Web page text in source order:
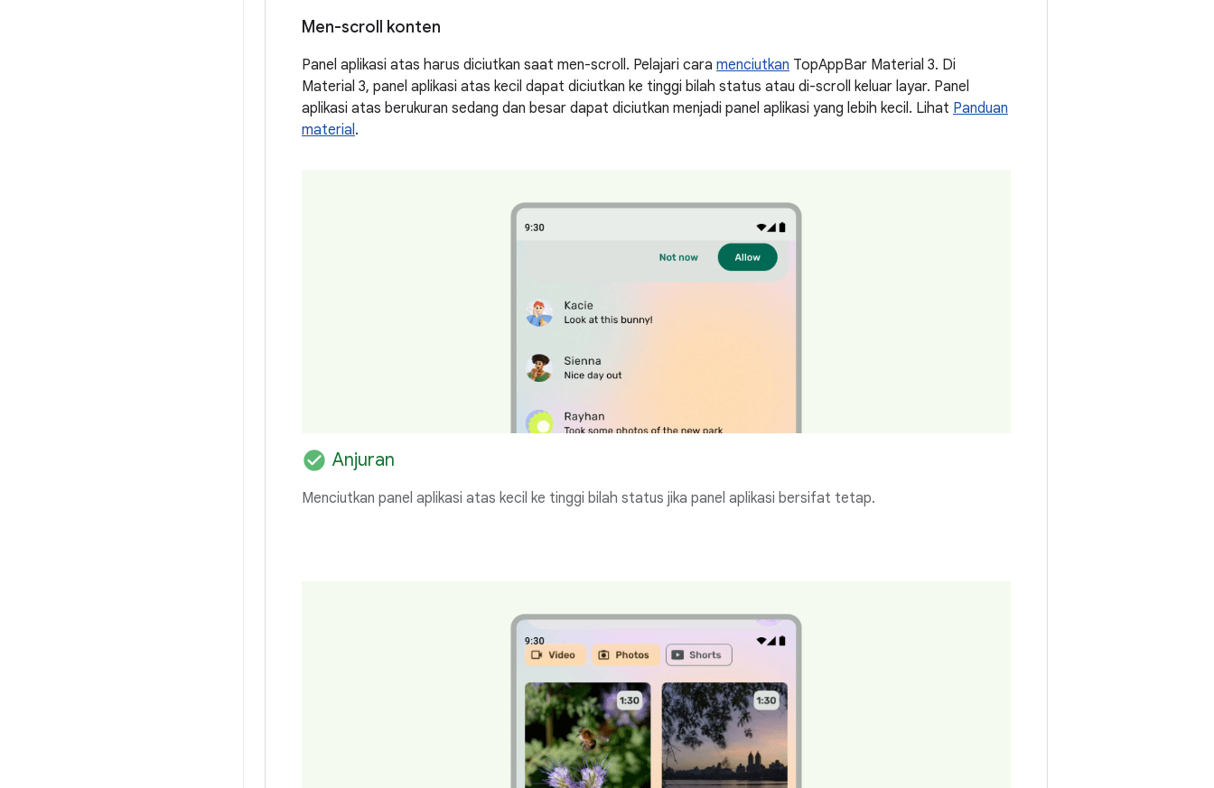
Men-scroll konten
Panel aplikasi atas harus diciutkan saat men-scroll. Pelajari cara menciutkan TopAppBar Material 3. Di
Material 3, panel aplikasi atas kecil dapat diciutkan ke tinggi bilah status atau di-scroll keluar layar. Panel
aplikasi atas berukuran sedang dan besar dapat diciutkan menjadi panel aplikasi yang lebih kecil. Lihat Panduan
material.
check_circle Anjuran
Menciutkan panel aplikasi atas kecil ke tinggi bilah status jika panel aplikasi bersifat tetap.